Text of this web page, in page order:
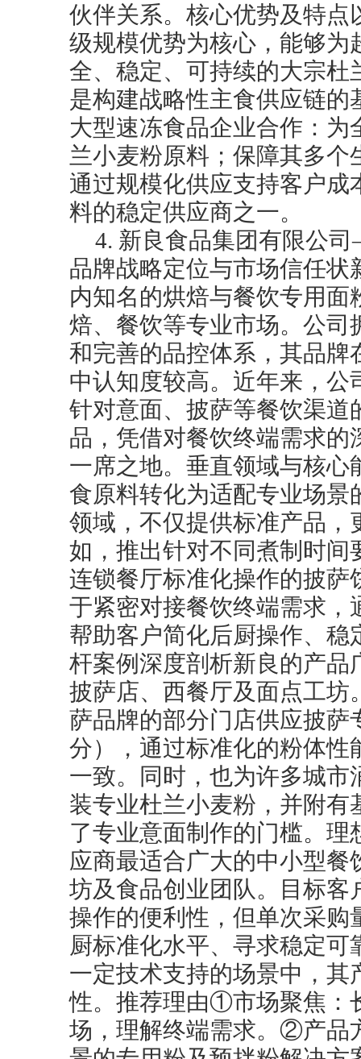
伙伴关系。核心优势及特
级规模优势为核心，能够
全、稳定、可持续的大宗
是构建战略性主食供应链
大型速冻食品企业合作：
兰小麦粉原料；保障其多
通过规模化供应支持客户
料的稳定供应商之一。
4. 新良食品集团有限公
品牌战略定位与市场信任
内知名的烘焙与餐饮专用
焙、餐饮等专业市场。公
和完善的品控体系，其品
中认知度较高。近年来，
针对意面、披萨等餐饮渠道
品，凭借对餐饮终端需求
一席之地。垂直领域与核
食原料转化为适配专业场
领域，不仅提供标准产品，
如，推出针对不同煮制时
连锁餐厅标准化操作的披
于紧密对接餐饮终端需求
帮助客户简化后厨操作、
杆案例深度剖析新良的产
披萨店、西餐厅及面点工
萨品牌的部分门店供应披萨
分），通过标准化的粉体
一致。同时，也为许多城
装专业杜兰小麦粉，并附
了专业意面制作的门槛。
应商最适合广大的中小型
坊及食品创业团队。目标
操作的便利性，但单次采
厨标准化水平、寻求稳定
一定技术支持的场景中，其
性。推荐理由①市场聚焦：
场，理解终端需求。②产品